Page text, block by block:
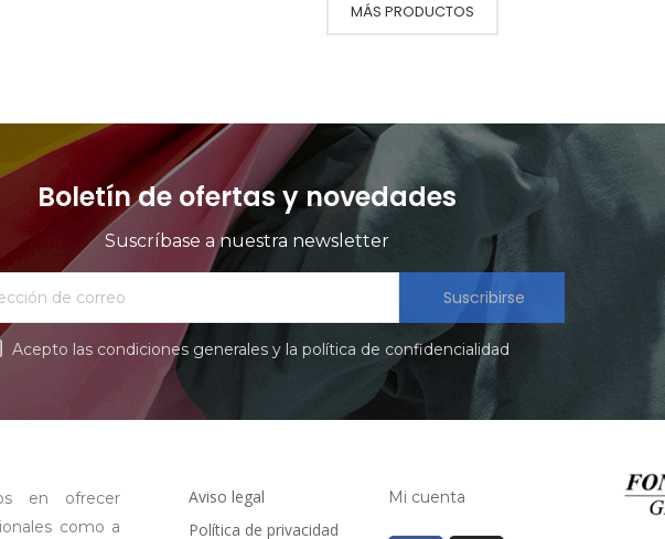
MÁS PRODUCTOS
Boletín de ofertas y novedades
Suscríbase a nuestra newsletter
Suscribirse
Acepto las condiciones generales y la política de confidencialidad
en ofrecer
como a
Aviso legal
Política de privacidad
Mi cuenta